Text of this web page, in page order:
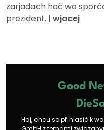
zarjadach hač wo
prezident. | wjacej
Good
Haj, chcu so přihlasić k